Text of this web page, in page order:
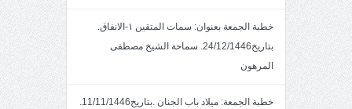
خطبة الجمعة بعنوان: سمات المتقين ١-الانفاق.
بتاريخ24/12/1446. سماحة الشيخ مصطفى
المرهون
خطبة الجمعة: ميلاد باب الجنان .بتاريخ11/11/1446.